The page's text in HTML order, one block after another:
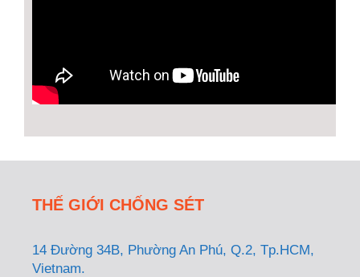
THẾ GIỚI CHỐNG SÉT
14 Đường 34B, Phường An Phú, Q.2, Tp.HCM,
Vietnam.